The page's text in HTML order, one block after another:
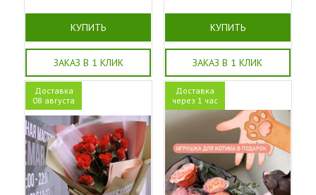
КУПИТЬ
ЗАКАЗ В 1 КЛИК
КУПИТЬ
ЗАКАЗ В 1 КЛИК
Доставка
08 августа
Доставка
через 1 час